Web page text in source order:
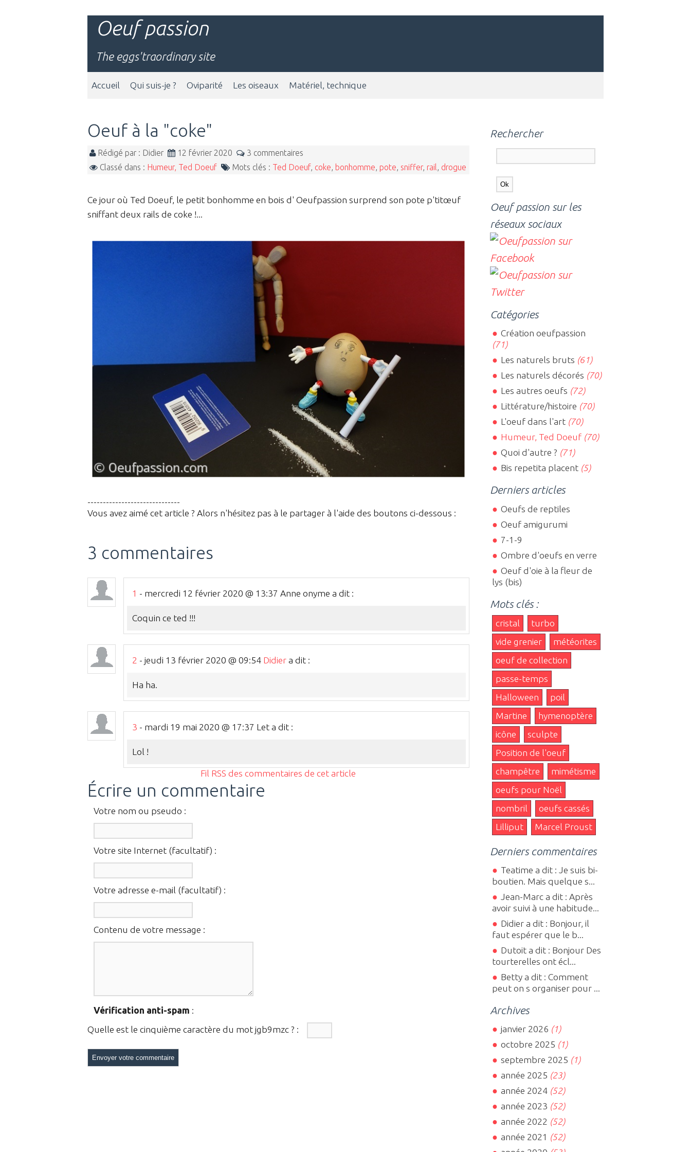
Oeuf passion
The eggs'traordinary site
Accueil Qui suis-je ? Oviparité Les oiseaux Matériel, technique
Oeuf à la "coke"
Rédigé par : Didier 12 février 2020
3 commentaires
Classé dans : Humeur, Ted Doeuf Mots clés : Ted Doeuf, coke bonhomme pote sniffer, rail drogue
Ce jour où Ted Doeuf, le petit bonhomme en bois d' Oeufpassion surprend son pote p'titœuf
sniffant deux rails de coke !...
------------------------------
Vous avez aimé cet article ? Alors n'hésitez pas à le partager à l'aide des boutons ci-dessous :
3 commentaires
1 - mercredi 12 février 2020 @ 13:37 Anne onyme a dit :
Coquin ce ted !!!
2 - jeudi 13 février 2020 @ 09:54 Didier a dit :
Ha ha.
3 - mardi 19 mai 2020 @ 17:37 Let a dit :
Lol !
Fil RSS des commentaires de cet article
Écrire un commentaire
Votre nom ou pseudo :
Votre site Internet (facultatif) :
Votre adresse e-mail (facultatif) :
Contenu de votre message :
Vérification anti-spam :
Quelle est le cinquième caractère du mot jgb9mzc ? :
Rechercher
Oeuf passion sur les
réseaux sociaux
Catégories
Création oeufpassion
(71)
Les naturels bruts (61)
Les naturels décorés (70)
Les autres oeufs (72)
Littérature/histoire (70)
L'oeuf dans l'art(70)
Humeur, Ted Doeuf(70)
Quoi d'autre ? (71)
Bis repetita placent(5)
Derniers articles
Oeufs de reptiles
Oeuf amigurumi
7-1-9
Ombre d'oeufs en verre
Oeuf d'oie à la fleur de
lys (bis)
Mots clés :
cristal
turbo
vide grenier
météorites
oeuf de collection
passe-temps
Halloween
poil
Martine
hymenoptère
icône
sculpte
Position de l'oeuf
champêtre
mimétisme
oeufs pour Noël
nombril
oeufs cassés
Lilliput
Marcel Proust
Derniers commentaires
Teatime a dit : Je suis bi-
boutien. Mais quelque s...
Jean-Marc a dit : Après
avoir suivi à une habitude...
Didier a dit : Bonjour, il
faut espérer que le b...
Dutoit a dit : Bonjour Des
tourterelles ont écl...
Betty a dit : Comment
peut on s organiser pour ...
Archives
janvier 2026 (1)
octobre 2025 (1)
septembre 2025 (1)
année 2025 (23)
année 2024(52)
année 2023 (52)
année 2022 (52)
année 2021 (52)